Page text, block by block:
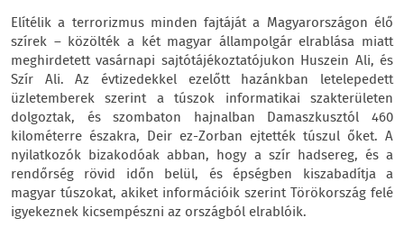
Elítélik a terrorizmus minden fajtáját a Magyarországon élő
szírek – közölték a két magyar állampolgár elrablása miatt
meghirdetett vasárnapi sajtótájékoztatójukon Huszein Ali, és
Szír Ali. Az évtizedekkel ezelőtt hazánkban letelepedett
üzletemberek szerint a túszok informatikai szakterületen
dolgoztak, és szombaton hajnalban Damaszkusztól 460
kilométerre északra, Deir ez-Zorban ejtették túszul őket. A
nyilatkozók bizakodóak abban, hogy a szír hadsereg, és a
rendőrség rövid időn belül, és épségben kiszabadítja a
magyar túszokat, akiket információik szerint Törökország felé
igyekeznek kicsempészni az országból elrablóik.